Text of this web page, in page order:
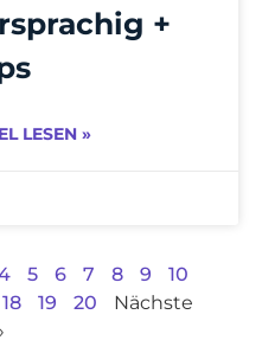
+
LESEN »
5 6 7 8 9
10
18 19 20
Nächste